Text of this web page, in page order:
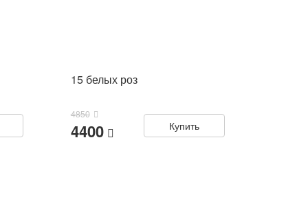
15 белых роз
4850
4400 Купить